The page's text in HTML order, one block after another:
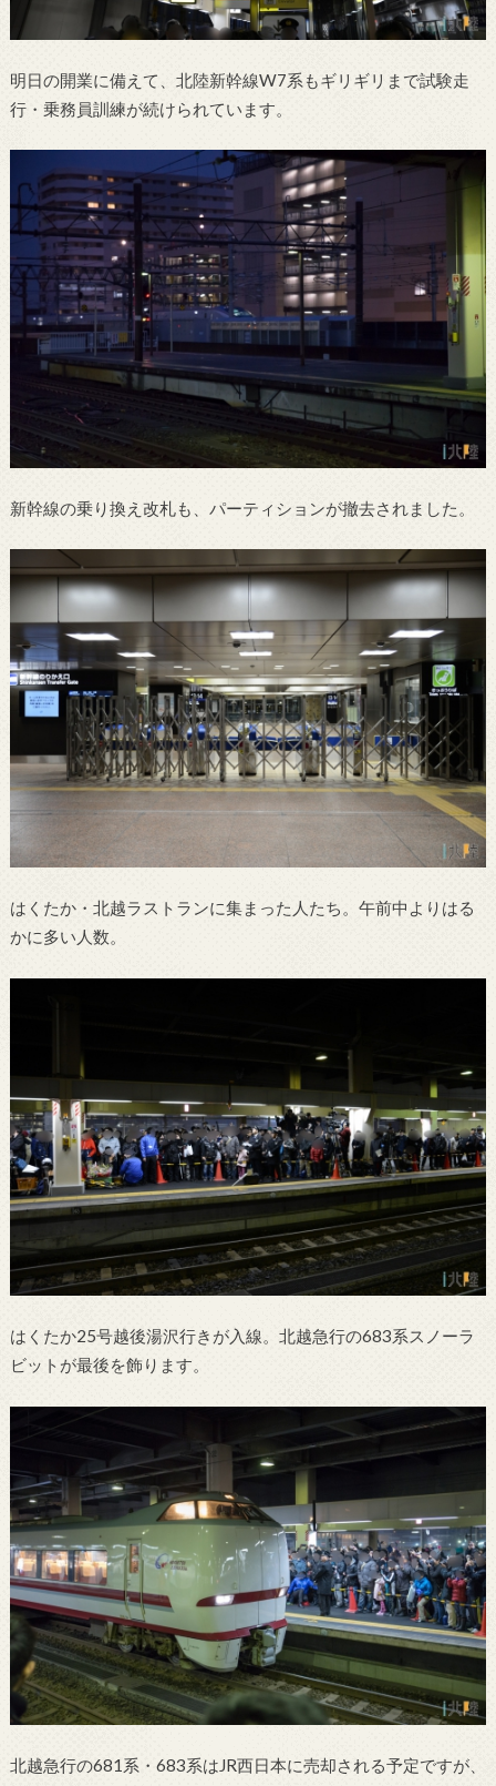
明日の開業に備えて、北陸新幹線W7系もギリギリまで試験走
行・乗務員訓練が続けられています。
新幹線の乗り換え改札も、パーティションが撤去されました。
はくたか・北越ラストランに集まった人たち。午前中よりはる
かに多い人数。
はくたか25号越後湯沢行きが入線。北越急行の683系スノーラ
ビットが最後を飾ります。
北越急行の681系・683系はJR西日本に売却される予定ですが、